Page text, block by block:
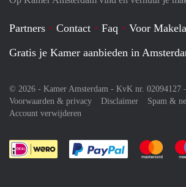
Partners Contact Faq
Voor
Gratis je Kamer aanbieden in
© 2026 - Kamer Amsterdam - KvK nr. 02094127
Voorwaarden & privacy
Disclaimer
Spam &
Account verwijderen
Je rekent Je